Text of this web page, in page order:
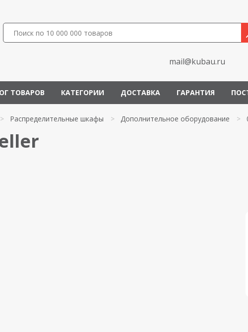
mail@kubau.ru
ТОВАРОВ КАТЕГОРИИ ДОСТАВКА ГАРАНТИЯ
> Распределительные шкафы > Дополнительное оборудование >